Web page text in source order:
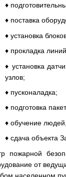
♦
♦ поставка
♦ установка
♦ прокладка
♦ установка
узлов;
♦ пусконаладка;
♦ подготовка
♦ обучение
♦ сдача объекта
пожарной
от
населенном